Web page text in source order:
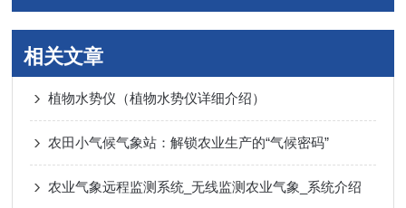
相关文章
植物水势仪（植物水势仪详细介绍）
农田小气候气象站：解锁农业生产的“气候密码”
农业气象远程监测系统_无线监测农业气象_系统介绍